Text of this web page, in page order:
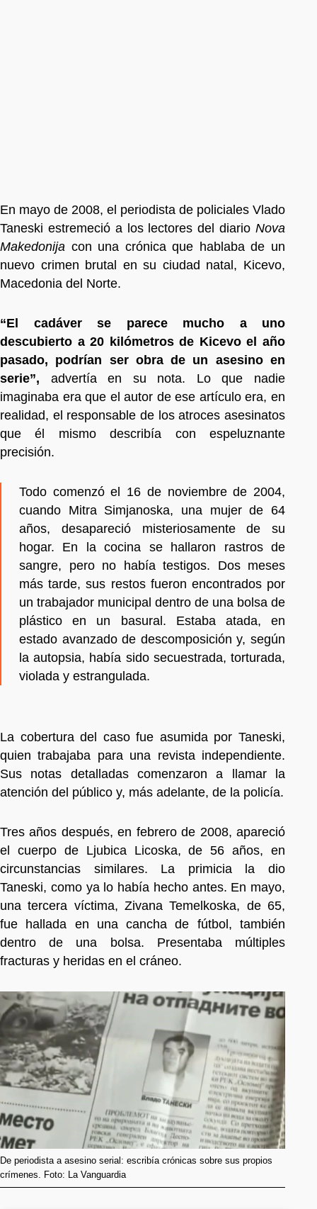
En mayo de 2008, el periodista de policiales Vlado
Taneski estremeció a los lectores del diario Nova
Makedonija con una crónica que hablaba de un
nuevo crimen brutal en su ciudad natal, Kicevo,
Macedonia del Norte.
“El cadáver se parece mucho a uno
descubierto a 20 kilómetros de Kicevo el año
pasado, podrían ser obra de un asesino en
serie”, advertía en su nota. Lo que nadie
imaginaba era que el autor de ese artículo era, en
realidad, el responsable de los atroces asesinatos
que él mismo describía con espeluznante
precisión.
Todo comenzó el 16 de noviembre de 2004,
cuando Mitra Simjanoska, una mujer de 64
años, desapareció misteriosamente de su
hogar. En la cocina se hallaron rastros de
sangre, pero no había testigos. Dos meses
más tarde, sus restos fueron encontrados por
un trabajador municipal dentro de una bolsa de
plástico en un basural. Estaba atada, en
estado avanzado de descomposición y, según
la autopsia, había sido secuestrada, torturada,
violada y estrangulada.
La cobertura del caso fue asumida por Taneski,
quien trabajaba para una revista independiente.
Sus notas detalladas comenzaron a llamar la
atención del público y, más adelante, de la policía.
Tres años después, en febrero de 2008, apareció
el cuerpo de Ljubica Licoska, de 56 años, en
circunstancias similares. La primicia la dio
Taneski, como ya lo había hecho antes. En mayo,
una tercera víctima, Zivana Temelkoska, de 65,
fue hallada en una cancha de fútbol, también
dentro de una bolsa. Presentaba múltiples
fracturas y heridas en el cráneo.
De periodista a asesino serial: escribía crónicas sobre sus propios
crímenes. Foto: La Vanguardia